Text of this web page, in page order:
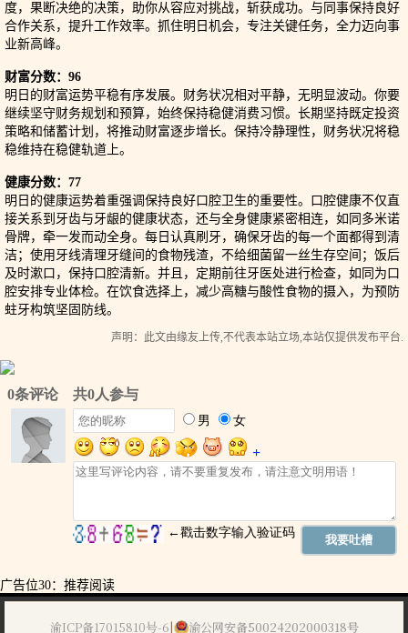
度，果断决绝的决策，助你从容应对挑战，斩获成功。与同事保持良好
合作关系，提升工作效率。抓住明日机会，专注关键任务，全力迈向事
业新高峰。
财富分数：96
明日的财富运势平稳有序发展。财务状况相对平静，无明显波动。你要
继续坚守财务规划和预算，始终保持稳健消费习惯。长期坚持既定投资
策略和储蓄计划，将推动财富逐步增长。保持冷静理性，财务状况将稳
稳维持在稳健轨道上。
健康分数：77
明日的健康运势着重强调保持良好口腔卫生的重要性。口腔健康不仅直
接关系到牙齿与牙龈的健康状态，还与全身健康紧密相连，如同多米诺
骨牌，牵一发而动全身。每日认真刷牙，确保牙齿的每一个面都得到清
洁；使用牙线清理牙缝间的食物残渣，不给细菌留一丝生存空间；饭后
及时漱口，保持口腔清新。并且，定期前往牙医处进行检查，如同为口
腔安排专业体检。在饮食选择上，减少高糖与酸性食物的摄入，为预防
蛀牙构筑坚固防线。
声明：此文由缘友上传,不代表本站立场,本站仅提供发布平台.
广告位30：推荐阅读
渝ICP备17015810号-6| 渝公网安备50024202000318号